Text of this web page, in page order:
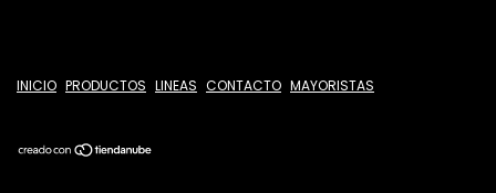
INICIO PRODUCTOS LINEAS CONTACTO MAYORISTAS